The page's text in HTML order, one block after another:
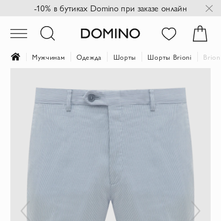
-10% в бутиках Domino при заказе онлайн
Мужчинам Одежда Шорты Шорты Brioni
перейти
галереям
изображений